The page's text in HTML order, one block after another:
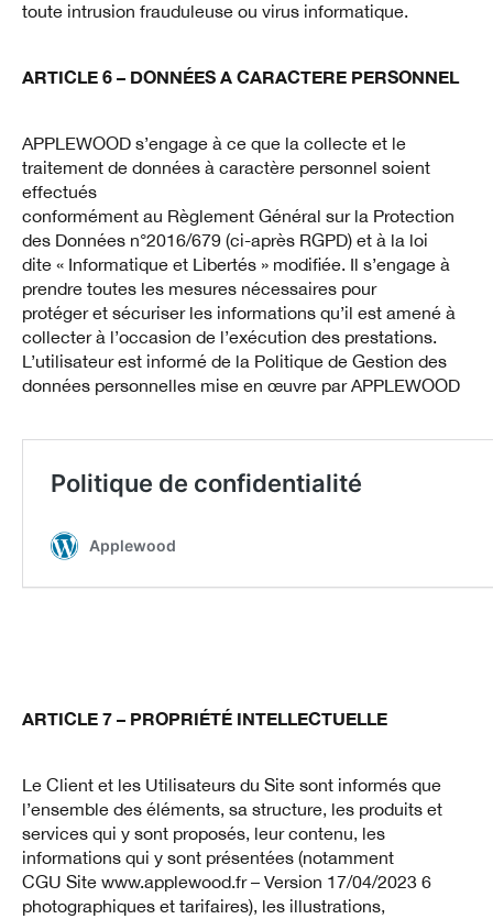
toute intrusion frauduleuse ou virus informatique.
ARTICLE 6 – DONNÉES A CARACTERE PERSONNEL
APPLEWOOD s’engage à ce que la collecte et le
traitement de données à caractère personnel soient
effectués
conformément au Règlement Général sur la Protection
des Données n°2016/679 (ci-après RGPD) et à la loi
dite « Informatique et Libertés » modifiée. Il s’engage à
prendre toutes les mesures nécessaires pour
protéger et sécuriser les informations qu’il est amené à
collecter à l’occasion de l’exécution des prestations.
L’utilisateur est informé de la Politique de Gestion des
données personnelles mise en œuvre par APPLEWOOD
ARTICLE 7 – PROPRIÉTÉ INTELLECTUELLE
Le Client et les Utilisateurs du Site sont informés que
l’ensemble des éléments, sa structure, les produits et
services qui y sont proposés, leur contenu, les
informations qui y sont présentées (notamment
CGU Site www.applewood.fr – Version 17/04/2023 6
photographiques et tarifaires), les illustrations,